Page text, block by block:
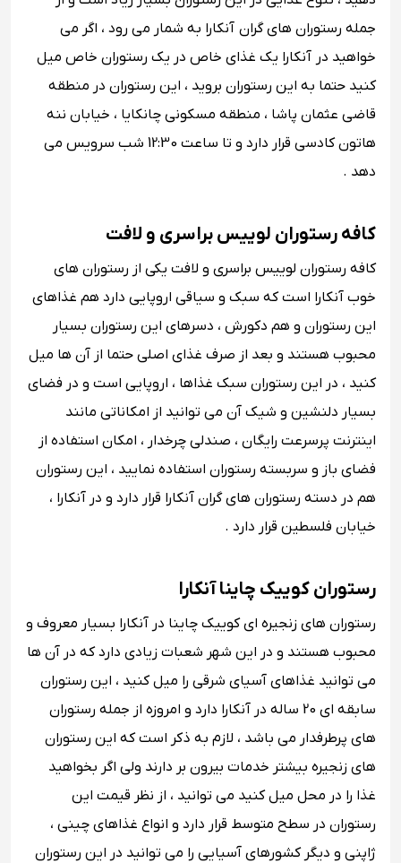
جمله رستوران های گران آنکارا به شمار می رود ، اگر می
خواهید در آنکارا یک غذای خاص در یک رستوران خاص میل
کنید حتما به این رستوران بروید ، این رستوران در منطقه
قاضی عثمان پاشا ، منطقه مسکونی چانکایا ، خیابان ننه
هاتون کادسی قرار دارد و تا ساعت 12:30 شب سرویس می
دهد .
کافه رستوران لوییس براسری و لافت
کافه رستوران لوییس براسری و لافت یکی از رستوران های
خوب آنکارا است که سبک و سیاقی اروپایی دارد هم غذاهای
این رستوران و هم دکورش ، دسرهای این رستوران بسیار
محبوب هستند و بعد از صرف غذای اصلی حتما از آن ها میل
کنید ، در این رستوران سبک غذاها ، اروپایی است و در فضای
بسیار دلنشین و شیک آن می توانید از امکاناتی مانند
اینترنت پرسرعت رایگان ، صندلی چرخدار ، امکان استفاده از
فضای باز و سربسته رستوران استفاده نمایید ، این رستوران
هم در دسته رستوران های گران آنکارا قرار دارد و در آنکارا ،
خیابان فلسطین قرار دارد .
رستوران کوییک چاینا آنکارا
رستوران های زنجیره ای کوییک چاینا در آنکارا بسیار معروف و
محبوب هستند و در این شهر شعبات زیادی دارد که در آن ها
می توانید غذاهای آسیای شرقی را میل کنید ، این رستوران
سابقه ای 20 ساله در آنکارا دارد و امروزه از جمله رستوران
های پرطرفدار می باشد ، لازم به ذکر است که این رستوران
های زنجیره بیشتر خدمات بیرون بر دارند ولی اگر بخواهید
غذا را در محل میل کنید می توانید ، از نظر قیمت این
رستوران در سطح متوسط قرار دارد و انواع غذاهای چینی ،
ژاپنی و دیگر کشورهای آسیایی را می توانید در این رستوران